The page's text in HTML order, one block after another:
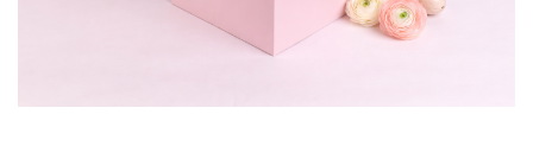
CUTII DE TORT CU FEREASTRA
CUTII DE TORT FARA FEREASTRA